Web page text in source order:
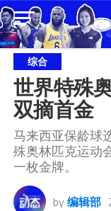
综合
世界特殊
双摘首金
马来西亚保龄球
殊奥林匹克运动
一枚金牌。
by 编辑部